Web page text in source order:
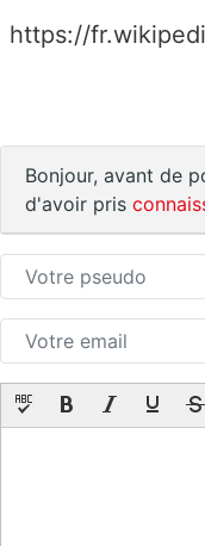
https://
Bonjour, avant de
d'avoir pris